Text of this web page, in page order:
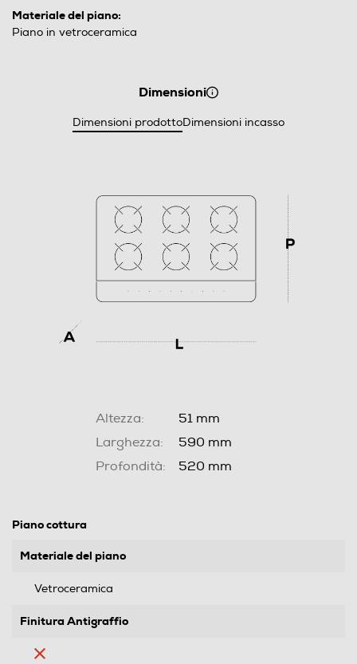
Materiale del piano:
Piano in vetroceramica
Dimensioni
Dimensioni prodottoDimensioni incasso
Altezza:
51 mm
Larghezza:
590 mm
Profondità:
520 mm
Piano cottura
Materiale del piano
Vetroceramica
Finitura Antigraffio